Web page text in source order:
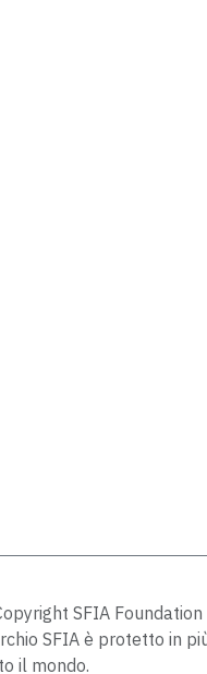
SFIA
SFIA è protetto in
il mondo.